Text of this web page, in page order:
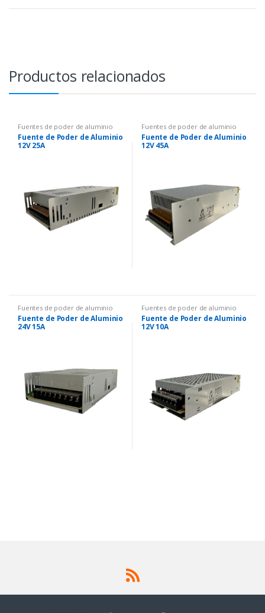
Productos relacionados
Fuentes de poder de aluminio
Fuente de Poder de Aluminio
12V 25A
Fuentes de poder de aluminio
Fuente de Poder de Aluminio
12V 45A
Fuentes de poder de aluminio
Fuente de Poder de Aluminio
24V 15A
Fuentes de poder de aluminio
Fuente de Poder de Aluminio
12V 10A